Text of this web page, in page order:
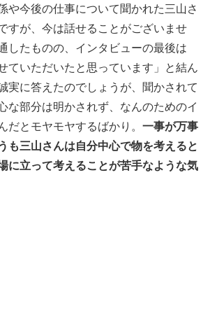
や今後の仕事について聞かれた三山さ
すが、今は話せることがございませ
したものの、インタビューの最後は
ていただいたと思っています」と結ん
実に答えたのでしょうが、聞かされて
な部分は明かされず、なんのためのイ
だとモヤモヤするばかり。 一事が万事
も三山さんは自分中心で物を考えると
に立って考えることが苦手なような気